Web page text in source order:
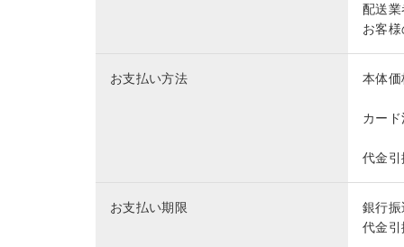
配送
お客
お支払い方法 本体
カー
代金
お支払い期限
銀行
代金